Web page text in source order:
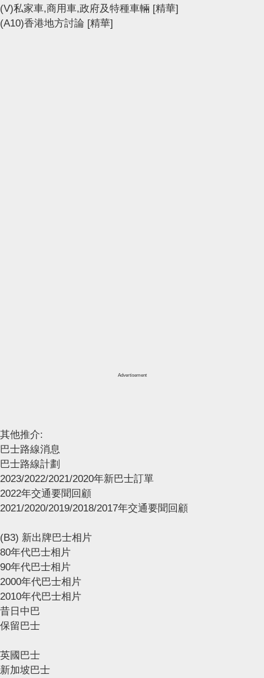
(V)私家車,商用車,政府及特種車輛 [精華]
(A10)香港地方討論 [精華]
Advertisement
其他推介:
巴士路線消息
巴士路線計劃
2023/2022/2021/2020年新巴士訂單
2022年交通要聞回顧
2021/2020/2019/2018/2017年交通要聞回顧
(B3) 新出牌巴士相片
80年代巴士相片
90年代巴士相片
2000年代巴士相片
2010年代巴士相片
昔日中巴
保留巴士
英國巴士
新加坡巴士